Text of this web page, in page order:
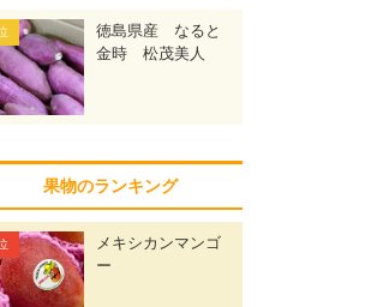
徳島県産 なると
金時 松茂美人
果物のランキング
メキシカンマンゴ
ー